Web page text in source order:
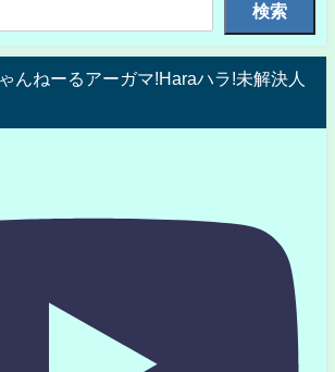
検索
んねーるアーガマ!Haraハラ!未解決人